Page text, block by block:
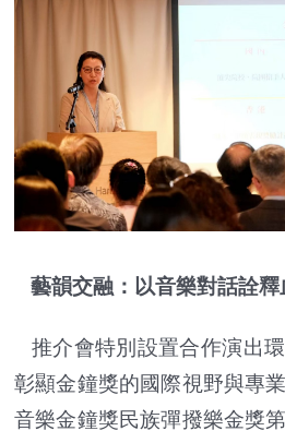
藝韻交融：以音樂對話詮釋
推介會特別設置合作演出
彰顯金鐘獎的國際視野與專
音樂金鐘獎民族彈撥樂金獎